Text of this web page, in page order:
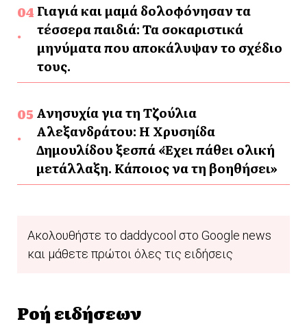
Γιαγιά και μαμά δολοφόνησαν τα
τέσσερα παιδιά: Τα σοκαριστικά
μηνύματα που αποκάλυψαν το σχέδιο
τους.
Ανησυχία για τη Τζούλια
Αλεξανδράτου: Η Χρυσηίδα
Δημουλίδου ξεσπά «Έχει πάθει ολική
μετάλλαξη. Κάποιος να τη βοηθήσει»
Ακολουθήστε το daddycool στο Google news
και μάθετε πρώτοι όλες τις ειδήσεις
Ροή ειδήσεων